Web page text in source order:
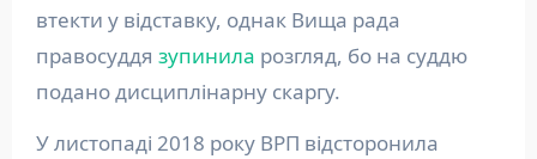
втекти у відставку, однак Вища рада
правосуддя зупинила розгляд, бо на суддю
подано дисциплінарну скаргу.
У листопаді 2018 року ВРП відсторонила